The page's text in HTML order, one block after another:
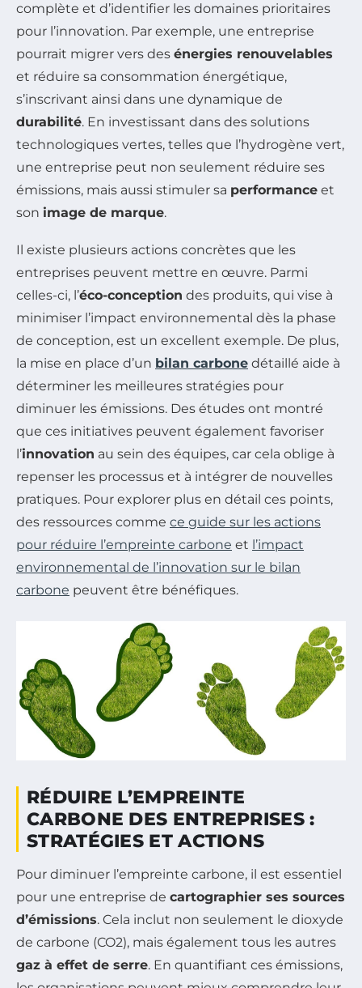
complète et d’identifier les domaines prioritaires
pour l’innovation. Par exemple, une entreprise
pourrait migrer vers des énergies renouvelables
et réduire sa consommation énergétique,
s’inscrivant ainsi dans une dynamique de
durabilité. En investissant dans des solutions
technologiques vertes, telles que l’hydrogène vert,
une entreprise peut non seulement réduire ses
émissions, mais aussi stimuler sa performance et
son image de marque.
Il existe plusieurs actions concrètes que les
entreprises peuvent mettre en œuvre. Parmi
celles-ci, l’éco-conception des produits, qui vise à
minimiser l’impact environnemental dès la phase
de conception, est un excellent exemple. De plus,
la mise en place d’un bilan carbone détaillé aide à
déterminer les meilleures stratégies pour
diminuer les émissions. Des études ont montré
que ces initiatives peuvent également favoriser
l’innovation au sein des équipes, car cela oblige à
repenser les processus et à intégrer de nouvelles
pratiques. Pour explorer plus en détail ces points,
des ressources comme ce guide sur les actions
pour réduire l’empreinte carbone et l’impact
environnemental de l’innovation sur le bilan
carbone peuvent être bénéfiques.
RÉDUIRE L’EMPREINTE
CARBONE DES ENTREPRISES :
STRATÉGIES ET ACTIONS
Pour diminuer l’empreinte carbone, il est essentiel
pour une entreprise de cartographier ses sources
d’émissions. Cela inclut non seulement le dioxyde
de carbone (CO2), mais également tous les autres
gaz à effet de serre. En quantifiant ces émissions,